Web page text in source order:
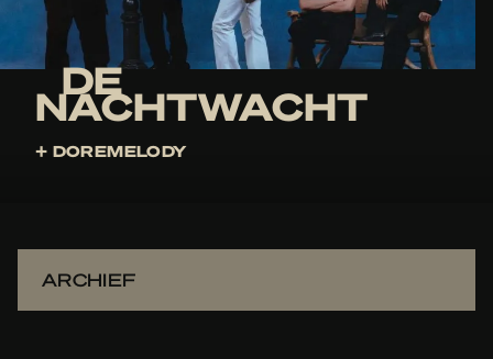
DE
NACHTWACHT
+ DOREMELODY
ARCHIEF